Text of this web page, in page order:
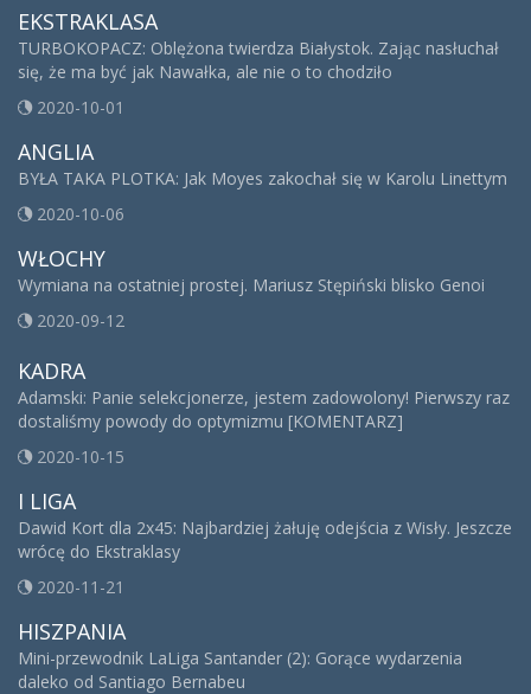
EKSTRAKLASA
TURBOKOPACZ: Oblężona twierdza Białystok. Zając nasłuchał
się, że ma być jak Nawałka, ale nie o to chodziło
2020-10-01
ANGLIA
BYŁA TAKA PLOTKA: Jak Moyes zakochał się w Karolu Linettym
2020-10-06
WŁOCHY
Wymiana na ostatniej prostej. Mariusz Stępiński blisko Genoi
2020-09-12
KADRA
Adamski: Panie selekcjonerze, jestem zadowolony! Pierwszy raz
dostaliśmy powody do optymizmu [KOMENTARZ]
2020-10-15
I LIGA
Dawid Kort dla 2x45: Najbardziej żałuję odejścia z Wisły. Jeszcze
wrócę do Ekstraklasy
2020-11-21
HISZPANIA
Mini-przewodnik LaLiga Santander (2): Gorące wydarzenia
daleko od Santiago Bernabeu